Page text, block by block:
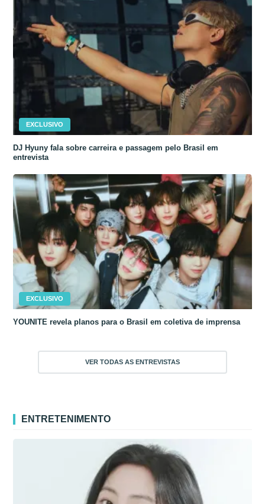
EXCLUSIVO
DJ Hyuny fala sobre carreira e passagem pelo Brasil em
entrevista
EXCLUSIVO
YOUNITE revela planos para o Brasil em coletiva de imprensa
VER TODAS AS ENTREVISTAS
ENTRETENIMENTO